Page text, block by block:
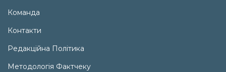
Команда
Контакти
Редакційна Політика
Методологія Фактчеку